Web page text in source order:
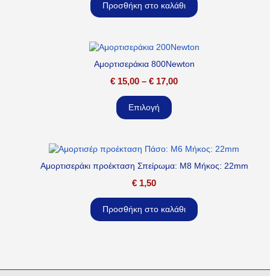
Προσθήκη στο καλάθι
Αμορτισεράκια 800Newton
€ 15,00 – € 17,00
Επιλογή
Αμορτισεράκι προέκταση Σπείρωμα: M8 Μήκος: 22mm
€ 1,50
Προσθήκη στο καλάθι